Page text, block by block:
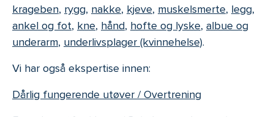
krageben, rygg, nakke, kjeve, muskelsmerte, legg,
ankel og fot, kne, hånd, hofte og lyske, albue og
underarm, underlivsplager (kvinnehelse).
Vi har også ekspertise innen:
Dårlig fungerende utøver / Overtrening